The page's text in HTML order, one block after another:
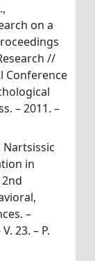
on a
//
Conference
– 2011. –
Nartsissic
in
–
23. – P.